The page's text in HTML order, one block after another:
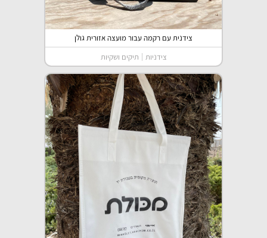
צידנית עם רקמה עבור מועצה אזורית גולן
צידניות תיקים ושקיות